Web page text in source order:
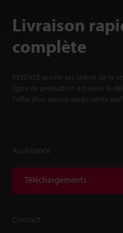
Livraison
complète
KEYENCE assiste ses clients de
ligne de production à travers la
l'offre d'un service après-vente
Assistance
Téléchargements
Contact